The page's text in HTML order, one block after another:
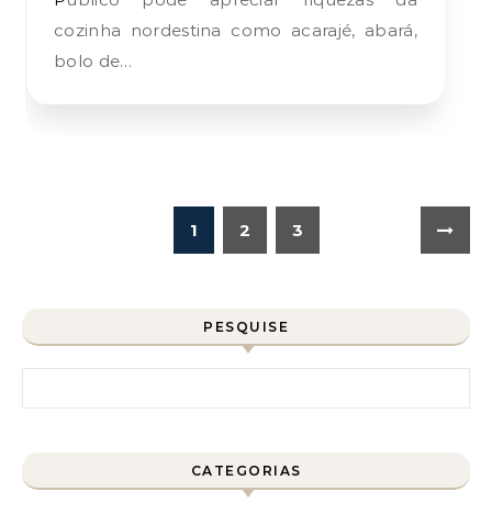
cozinha nordestina como acarajé, abará,
bolo de…
1 2 3
PESQUISE
CATEGORIAS